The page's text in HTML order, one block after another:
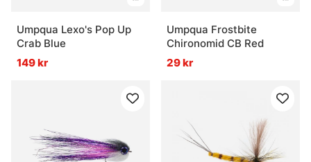
Umpqua Lexo's Pop Up
Crab Blue
149 kr
Umpqua Frostbite
Chironomid CB Red
29 kr